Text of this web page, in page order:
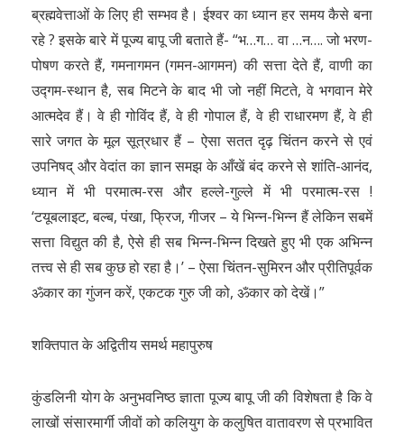
ब्रह्मवेत्ताओं के लिए ही सम्भव है। ईश्वर का ध्यान हर समय कैसे बना
रहे ? इसके बारे में पूज्य बापू जी बताते हैं- “भ…ग… वा …न…. जो भरण-
पोषण करते हैं, गमनागमन (गमन-आगमन) की सत्ता देते हैं, वाणी का
उद्गम-स्थान है, सब मिटने के बाद भी जो नहीं मिटते, वे भगवान मेरे
आत्मदेव हैं। वे ही गोविंद हैं, वे ही गोपाल हैं, वे ही राधारमण हैं, वे ही
सारे जगत के मूल सूत्रधार हैं – ऐसा सतत दृढ़ चिंतन करने से एवं
उपनिषद् और वेदांत का ज्ञान समझ के आँखें बंद करने से शांति-आनंद,
ध्यान में भी परमात्म-रस और हल्ले-गुल्ले में भी परमात्म-रस !
‘टयूबलाइट, बल्ब, पंखा, फ्रिज, गीजर – ये भिन्न-भिन्न हैं लेकिन सबमें
सत्ता विद्युत की है, ऐसे ही सब भिन्न-भिन्न दिखते हुए भी एक अभिन्न
तत्त्व से ही सब कुछ हो रहा है।’ – ऐसा चिंतन-सुमिरन और प्रीतिपूर्वक
ॐकार का गुंजन करें, एकटक गुरु जी को, ॐकार को देखें।”
शक्तिपात के अद्वितीय समर्थ महापुरुष
कुंडलिनी योग के अनुभवनिष्ठ ज्ञाता पूज्य बापू जी की विशेषता है कि वे
लाखों संसारमार्गी जीवों को कलियुग के कलुषित वातावरण से प्रभावित